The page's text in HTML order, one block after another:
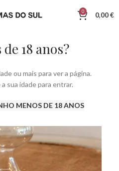
18 anos?
ou mais para ver a página.
sua idade para entrar.
MENOS DE 18 ANOS
0 0,00€